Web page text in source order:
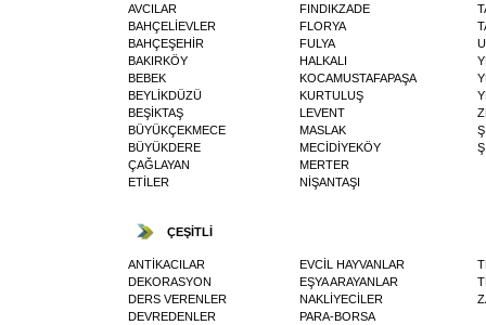
AVCILAR
BAHÇELİEVLER
BAHÇEŞEHİR
BAKIRKÖY
BEBEK
BEYLİKDÜZÜ
BEŞİKTAŞ
BÜYÜKÇEKMECE
BÜYÜKDERE
ÇAĞLAYAN
ETİLER
FINDIKZADE
FLORYA
FULYA
HALKALI
KOCAMUSTAFAPAŞA
KURTULUŞ
LEVENT
MASLAK
MECİDİYEKÖY
MERTER
NİŞANTAŞI
ÇEŞİTLİ
ANTİKACILAR
DEKORASYON
DERS VERENLER
DEVREDENLER
EVCİL HAYVANLAR
EŞYA ARAYANLAR
NAKLİYECİLER
PARA-BORSA